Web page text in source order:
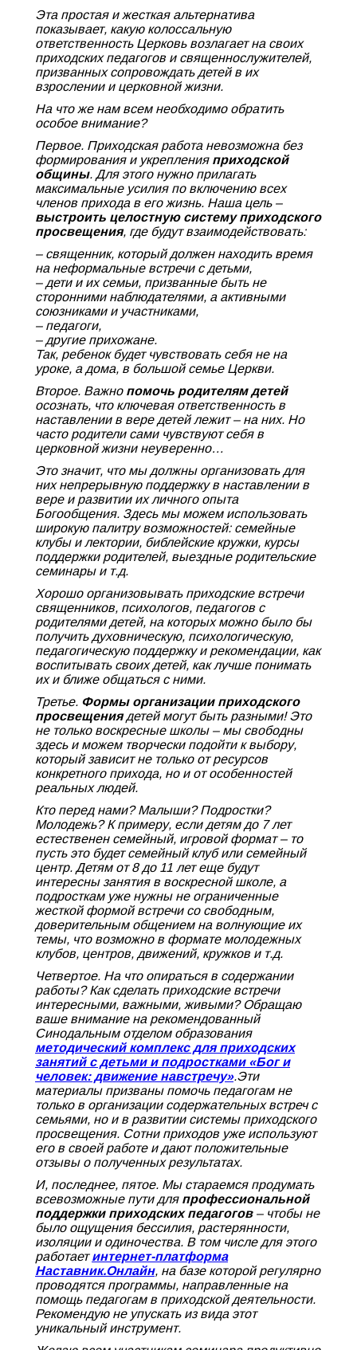
Эта простая и жесткая альтернатива
показывает, какую колоссальную
ответственность Церковь возлагает на своих
приходских педагогов и священнослужителей,
призванных сопровождать детей в их
взрослении и церковной жизни.
На что же нам всем необходимо обратить
особое внимание?
Первое. Приходская работа невозможна без
формирования и укрепленияприходской
общины. Для этого нужно прилагать
максимальные усилия по включению всех
членов прихода в его жизнь. Наша цель –
выстроить целостную систему приходского
просвещения, где будут взаимодействовать:
– священник, который должен находить время
на неформальные встречи с детьми,
– дети и их семьи, призванные быть не
сторонними наблюдателями, а активными
союзниками и участниками,
– педагоги,
– другие прихожане.
Так, ребенок будет чувствовать себя не на
уроке, а дома, в большой семье Церкви.
Второе. Важно помочь родителям детей
осознать, что ключевая ответственность в
наставлении в вере детей лежит – на них. Но
часто родители сами чувствуют себя в
церковной жизни неуверенно…
Это значит, что мы должны организовать для
них непрерывную поддержку в наставлении в
вере и развитии их личного опыта
Богообщения. Здесь мы можем использовать
широкую палитру возможностей: семейные
клубы и лектории, библейские кружки, курсы
поддержки родителей, выездные родительские
семинары и т.д.
Хорошо организовывать приходские встречи
священников, психологов, педагогов с
родителями детей, на которых можно было бы
получить духовническую, психологическую,
педагогическую поддержку и рекомендации, как
воспитывать своих детей, как лучше понимать
их и ближе общаться с ними.
Третье. Формы организации приходского
просвещениядетей могут быть разными! Это
не только воскресные школы – мы свободны
здесь и можем творчески подойти к выбору,
который зависит не только от ресурсов
конкретного прихода, но и от особенностей
реальных людей.
Кто перед нами? Малыши? Подростки?
Молодежь? К примеру, если детям до 7 лет
естественен семейный, игровой формат – то
пусть это будет семейный клуб или семейный
центр. Детям от 8 до 11 лет еще будут
интересны занятия в воскресной школе, а
подросткам уже нужны не ограниченные
жесткой формой встречи со свободным,
доверительным общением на волнующие их
темы, что возможно в формате молодежных
клубов, центров, движений, кружков и т.д.
Четвертое. На что опираться в содержании
работы? Как сделать приходские встречи
интересными, важными, живыми? Обращаю
ваше внимание на рекомендованный
Синодальным отделом образования
методический комплекс для приходских
занятий с детьми и подростками «Бог и
человек: движение навстречу».Эти
материалы призваны помочь педагогам не
только в организации содержательных встреч с
семьями, но и в развитии системы приходского
просвещения. Сотни приходов уже используют
его в своей работе и дают положительные
отзывы о полученных результатах.
И, последнее, пятое. Мы стараемся продумать
всевозможные пути для профессиональной
поддержки приходских педагогов – чтобы не
было ощущения бессилия, растерянности,
изоляции и одиночества. В том числе для этого
работаетинтернет-платформа
Наставник.Онлайн, на базе которой регулярно
проводятся программы, направленные на
помощь педагогам в приходской деятельности.
Рекомендую не упускать из вида этот
уникальный инструмент.